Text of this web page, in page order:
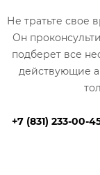
Не тратьте свое
Он
подберет все
действующие
+7 (831) 233-00-